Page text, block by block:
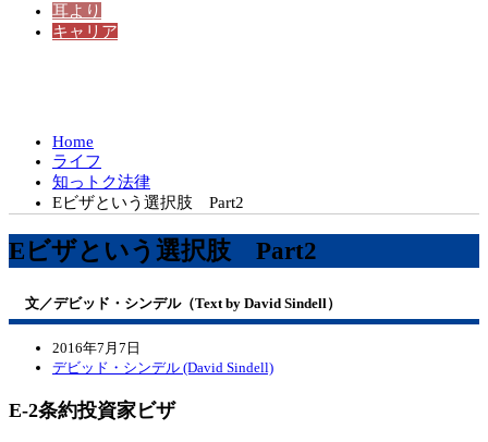
耳より
キャリア
Home
ライフ
知っトク法律
Eビザという選択肢 Part2
Eビザという選択肢 Part2
文／デビッド・シンデル（Text by David Sindell）
2016年7月7日
デビッド・シンデル (David Sindell)
E-2条約投資家ビザ